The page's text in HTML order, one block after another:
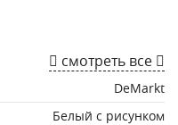
смотреть все
DeMarkt
Белый с рисунком